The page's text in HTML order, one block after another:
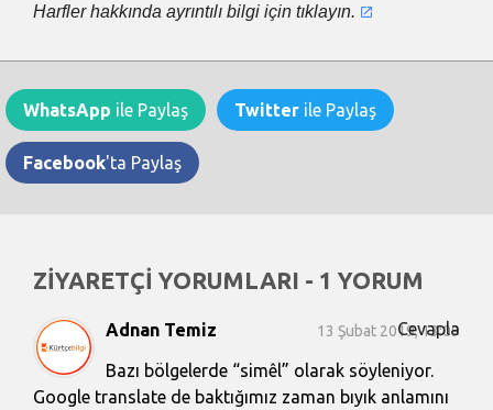
Harfler hakkında ayrıntılı bilgi için tıklayın.
WhatsApp ile Paylaş Twitter ile Paylaş
Facebook'ta Paylaş
ZİYARETÇİ YORUMLARI - 1 YORUM
Adnan Temiz 13 Şubat 2019, 13:09
Bazı bölgelerde “simêl” olarak söyleniyor.
Google translate de baktığımız zaman bıyık anlamını
Cevapla